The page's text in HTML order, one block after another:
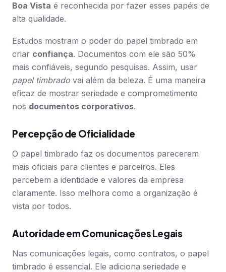
Boa Vista é reconhecida por fazer esses papéis de
alta qualidade.
Estudos mostram o poder do papel timbrado em
criar confiança. Documentos com ele são 50%
mais confiáveis, segundo pesquisas. Assim, usar
papel timbrado vai além da beleza. É uma maneira
eficaz de mostrar seriedade e comprometimento
nos documentos corporativos.
Percepção de Oficialidade
O papel timbrado faz os documentos parecerem
mais oficiais para clientes e parceiros. Eles
percebem a identidade e valores da empresa
claramente. Isso melhora como a organização é
vista por todos.
Autoridade em Comunicações Legais
Nas comunicações legais, como contratos, o papel
timbrado é essencial. Ele adiciona seriedade e